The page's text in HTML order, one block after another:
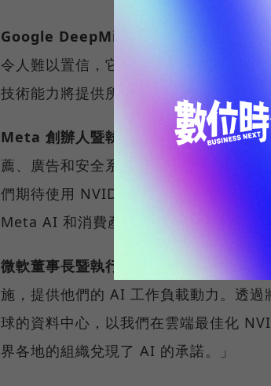
Google DeepMind 共同創辦人暨執行
令人難以置信，它將幫助我們解決世界
技術能力將提供所需的關鍵運算，幫助
Meta 創辦人暨執行長 Mark
薦、廣告和安全系統，AI 已經為一切提
們期待使用 NVIDIA 的 Blackwell 幫助
Meta AI 和消費產品。」
微軟董事長暨執行長 Satya Nadella
施，提供他們的 AI 工作負載動力。透
球的資料中心，以我們在雲端最佳化
界各地的組織兌現了 AI 的承諾。」